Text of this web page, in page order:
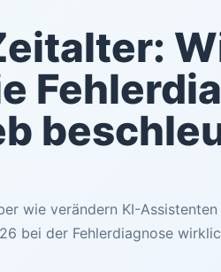
wie verändern KI-
bei der Fehlerdiagnose